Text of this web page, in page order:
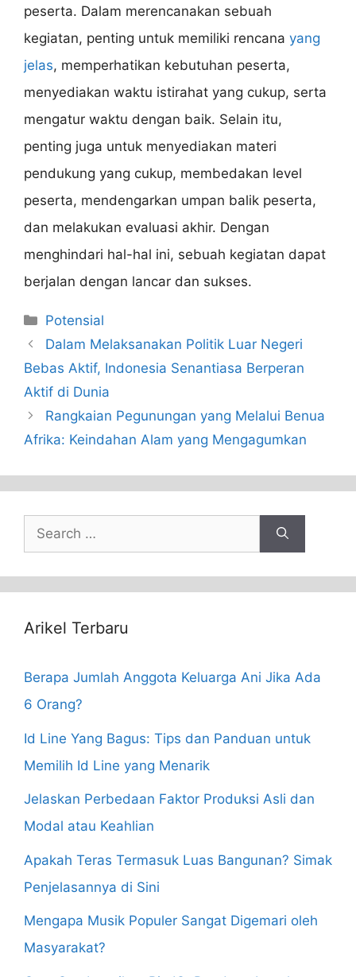
peserta. Dalam merencanakan sebuah
kegiatan, penting untuk memiliki rencana yang
jelas, memperhatikan kebutuhan peserta,
menyediakan waktu istirahat yang cukup, serta
mengatur waktu dengan baik. Selain itu,
penting juga untuk menyediakan materi
pendukung yang cukup, membedakan level
peserta, mendengarkan umpan balik peserta,
dan melakukan evaluasi akhir. Dengan
menghindari hal-hal ini, sebuah kegiatan dapat
berjalan dengan lancar dan sukses.
Categories
Potensial
Dalam Melaksanakan Politik Luar Negeri
Bebas Aktif, Indonesia Senantiasa Berperan
Aktif di Dunia
Rangkaian Pegunungan yang Melalui Benua
Afrika: Keindahan Alam yang Mengagumkan
Search
for:
Arikel Terbaru
Berapa Jumlah Anggota Keluarga Ani Jika Ada
6 Orang?
Id Line Yang Bagus: Tips dan Panduan untuk
Memilih Id Line yang Menarik
Jelaskan Perbedaan Faktor Produksi Asli dan
Modal atau Keahlian
Apakah Teras Termasuk Luas Bangunan? Simak
Penjelasannya di Sini
Mengapa Musik Populer Sangat Digemari oleh
Masyarakat?